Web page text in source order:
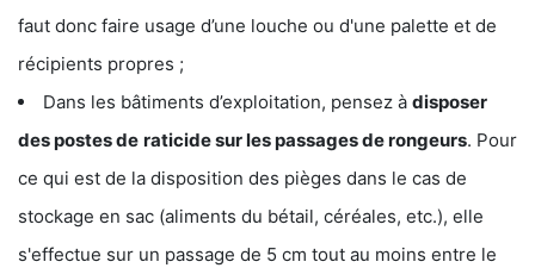
faut donc faire usage d’une louche ou d'une palette et de
récipients propres ;
Dans les bâtiments d’exploitation, pensez à disposer
des postes de raticide sur les passages de rongeurs. Pour
ce qui est de la disposition des pièges dans le cas de
stockage en sac (aliments du bétail, céréales, etc.), elle
s'effectue sur un passage de 5 cm tout au moins entre le